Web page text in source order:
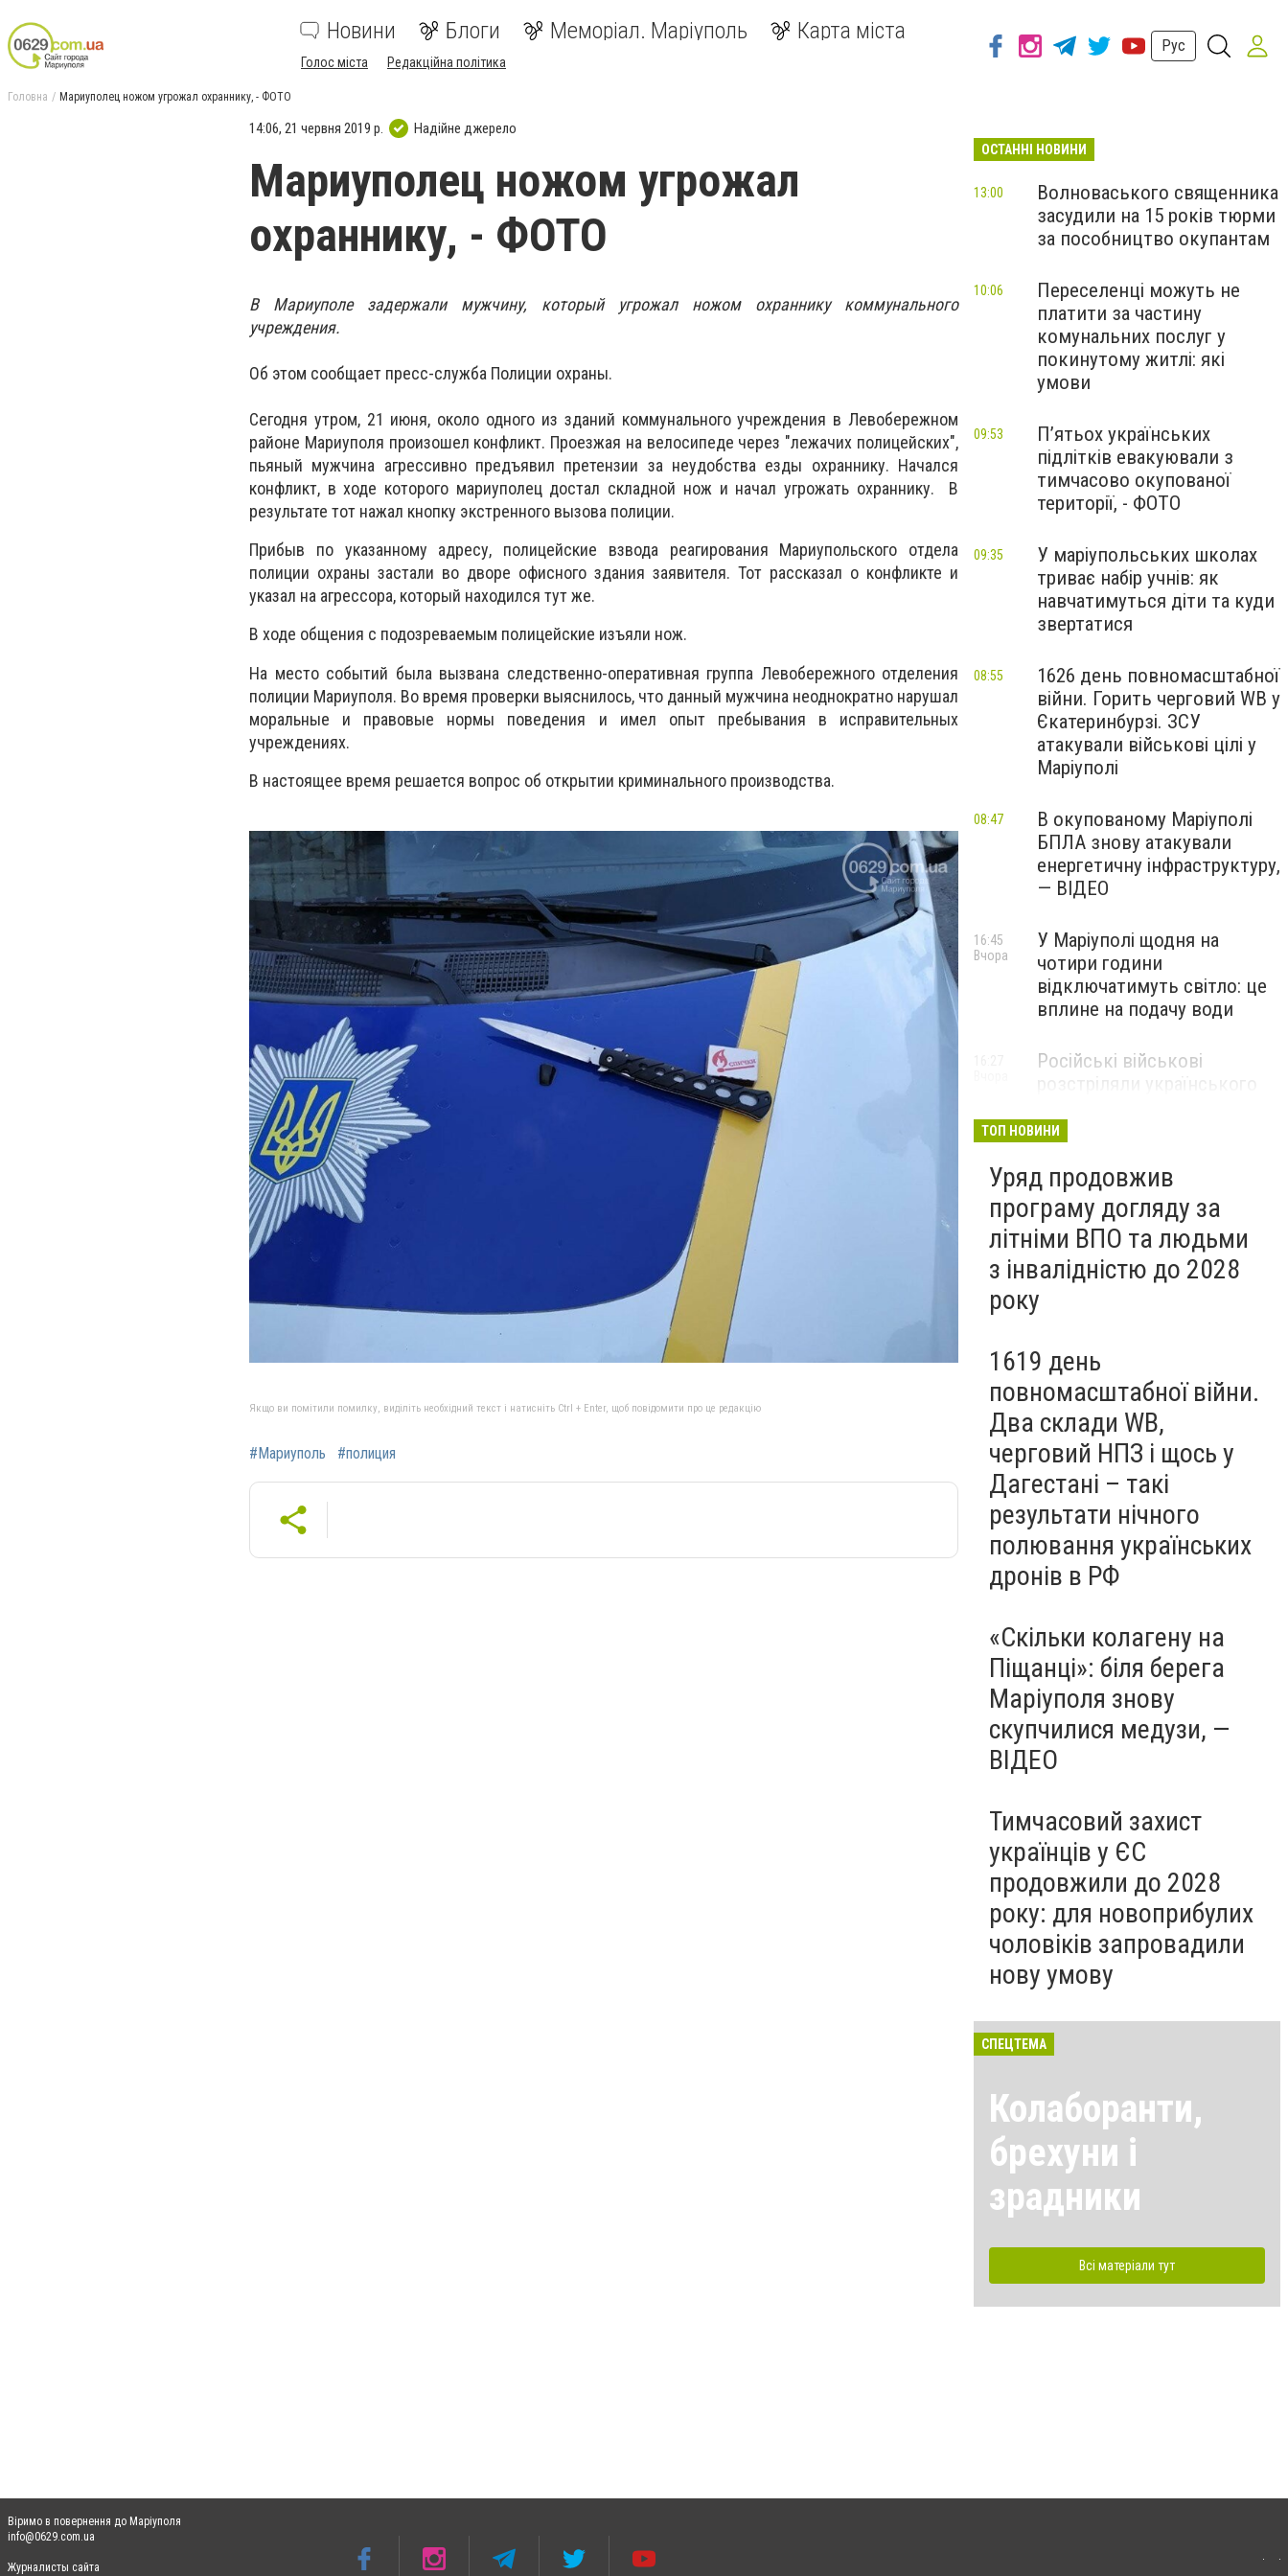
Новини Блоги Меморіал. Маріуполь Карта міста
Голос міста Редакційна політика
Рус
Головна Мариуполец ножом угрожал охраннику, - ФОТО
14:06, 21 червня 2019 р. Надійне джерело
Мариуполец ножом угрожал
охраннику, - ФОТО
В Мариуполе задержали мужчину, который угрожал ножом охраннику коммунального
учреждения.
Об этом сообщает пресс-служба Полиции охраны.
Сегодня утром, 21 июня, около одного из зданий коммунального учреждения в Левобережном
районе Мариуполя произошел конфликт. Проезжая на велосипеде через "лежачих полицейских",
пьяный мужчина агрессивно предъявил претензии за неудобства езды охраннику. Начался
конфликт, в ходе которого мариуполец достал складной нож и начал угрожать охраннику. В
результате тот нажал кнопку экстренного вызова полиции.
Прибыв по указанному адресу, полицейские взвода реагирования Мариупольского отдела
полиции охраны застали во дворе офисного здания заявителя. Тот рассказал о конфликте и
указал на агрессора, который находился тут же.
В ходе общения с подозреваемым полицейские изъяли нож.
На место событий была вызвана следственно-оперативная группа Левобережного отделения
полиции Мариуполя. Во время проверки выяснилось, что данный мужчина неоднократно нарушал
моральные и правовые нормы поведения и имел опыт пребывания в исправительных
учреждениях.
В настоящее время решается вопрос об открытии криминального производства.
Якщо ви помітили помилку, виділіть необхідний текст і натисніть Ctrl + Enter, щоб повідомити про це редакцію
#Мариуполь #полиция
ОСТАННІ НОВИНИ
Волноваського священника
засудили на 15 років тюрми
за пособництво окупантам
13:00
Переселенці можуть не
платити за частину
комунальних послуг у
покинутому житлі: які
умови
10:06
П’ятьох українських
підлітків евакуювали з
тимчасово окупованої
території, - ФОТО
09:53
У маріупольських школах
триває набір учнів: як
навчатимуться діти та куди
звертатися
09:35
1626 день повномасштабної
війни. Горить черговий WB у
Єкатеринбурзі. ЗСУ
атакували військові цілі у
Маріуполі
08:55
В окупованому Маріуполі
БПЛА знову атакували
енергетичну інфраструктуру,
— ВІДЕО
08:47
У Маріуполі щодня на
чотири години
відключатимуть світло: це
вплине на подачу води
16:45
Вчора
Російські військові
Волноваському районі, —
ТОП НОВИНИ
Уряд продовжив
програму догляду за
літніми ВПО та людьми
з інвалідністю до 2028
року
1619 день
повномасштабної війни.
Два склади WB,
черговий НПЗ і щось у
Дагестані – такі
результати нічного
полювання українських
дронів в РФ
«Скільки колагену на
Піщанці»: біля берега
Маріуполя знову
скупчилися медузи, —
ВІДЕО
Тимчасовий захист
українців у ЄС
продовжили до 2028
року: для новоприбулих
чоловіків запровадили
нову умову
СПЕЦТЕМА
Колаборанти,
брехуни і
зрадники
Всі матеріали тут
Віримо в повернення до Маріуполя
info@0629.com.ua
Журналисты сайта